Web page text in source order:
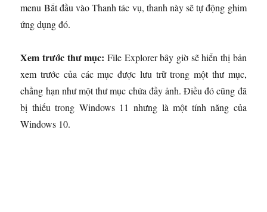
menu Bắt đầu vào Thanh tác vụ, thanh này sẽ tự động ghim
ứng dụng đó.
Xem trước thư mục: File Explorer bây giờ sẽ hiển thị bản
xem trước của các mục được lưu trữ trong một thư mục,
chẳng hạn như một thư mục chứa đầy ảnh. Điều đó cũng đã
bị thiếu trong Windows 11 nhưng là một tính năng của
Windows 10.